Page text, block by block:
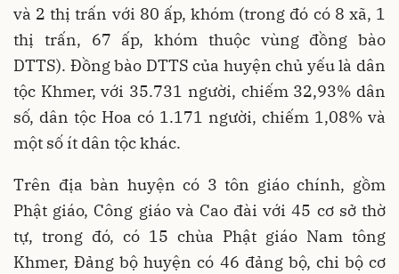
và 2 thị trấn với 80 ấp, khóm (trong đó có 8 xã, 1
thị trấn, 67 ấp, khóm thuộc vùng đồng bào
DTTS). Đồng bào DTTS của huyện chủ yếu là dân
tộc Khmer, với 35.731 người, chiếm 32,93% dân
số, dân tộc Hoa có 1.171 người, chiếm 1,08% và
một số ít dân tộc khác.
Trên địa bàn huyện có 3 tôn giáo chính, gồm
Phật giáo, Công giáo và Cao đài với 45 cơ sở thờ
tự, trong đó, có 15 chùa Phật giáo Nam tông
Khmer, Đảng bộ huyện có 46 đảng bộ, chi bộ cơ